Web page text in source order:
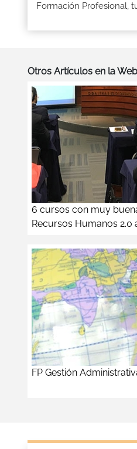
Formación Profesional, tu
Otros Artículos en la Web
6 cursos con muy
Recursos Humanos 2.0
FP Gestión